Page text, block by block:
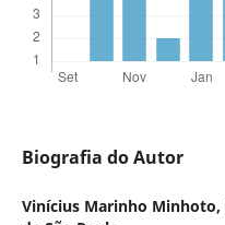
Biografia do Autor
Vinícius Marinho Minhoto,